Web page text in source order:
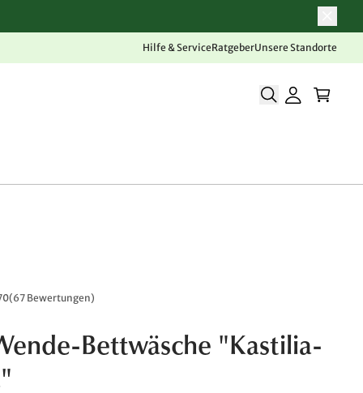
Hilfe & ServiceRatgeberUnsere Standorte
(67 Bewertungen)
Bettwäsche "Kastilia-